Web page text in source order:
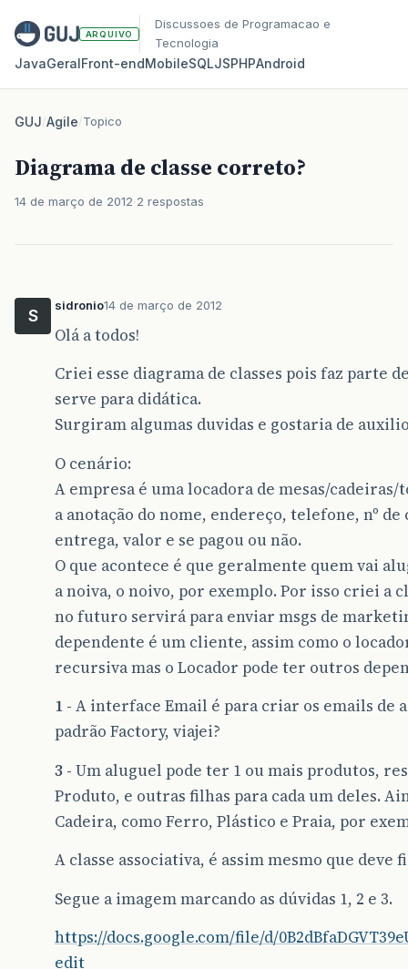
ARQUIVO
Discussoes de Programacao e
Tecnologia
JavaGeralFront‑endMobileSQLJSPHPAndroid
GUJ/Agile/Topico
Diagrama de classe correto?
14 de março de 2012 2 respostas
S
sidronio14 de março de 2012
Olá a todos!
Criei esse diagrama de classes pois faz parte
serve para didática.
Surgiram algumas duvidas e gostaria de
O cenário:
A empresa é uma locadora de mesas/
a anotação do nome, endereço, telefone, nº de
entrega, valor e se pagou ou não.
O que acontece é que geralmente quem vai
a noiva, o noivo, por exemplo. Por isso criei a
no futuro servirá para enviar msgs de
dependente é um cliente, assim como o
recursiva mas o Locador pode ter outros
1 - A interface Email é para criar os emails de
padrão Factory, viajei?
3 - Um aluguel pode ter 1 ou mais produtos,
Produto, e outras filhas para cada um deles.
Cadeira, como Ferro, Plástico e Praia, por
A classe associativa, é assim mesmo que
Segue a imagem marcando as dúvidas 1, 2 e 3.
https://docs.google.com/file/d/
edit